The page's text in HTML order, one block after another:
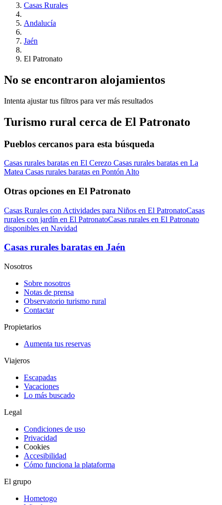
Casas Rurales
Andalucía
Jaén
El Patronato
No se encontraron alojamientos
Intenta ajustar tus filtros para ver más resultados
Turismo rural cerca de El Patronato
Pueblos cercanos para esta búsqueda
Casas rurales baratas en El Cerezo Casas rurales baratas en La
Matea Casas rurales baratas en Pontón Alto
Otras opciones en El Patronato
Casas Rurales con Actividades para Niños en El PatronatoCasas
rurales con jardín en El PatronatoCasas rurales en El Patronato
disponibles en Navidad
Casas rurales baratas en Jaén
Nosotros
Sobre nosotros
Notas de prensa
Observatorio turismo rural
Contactar
Propietarios
Aumenta tus reservas
Viajeros
Escapadas
Vacaciones
Lo más buscado
Legal
Condiciones de uso
Privacidad
Cookies
Accesibilidad
Cómo funciona la plataforma
El grupo
Hometogo